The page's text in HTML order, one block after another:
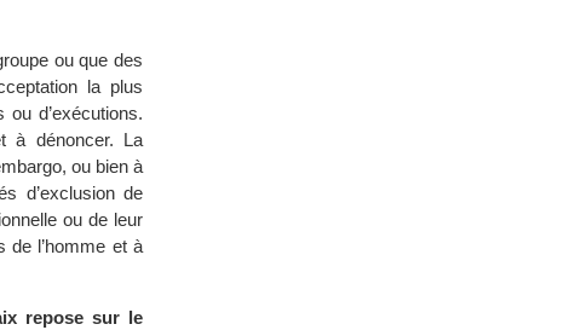
ou que des
la plus
d’exécutions.
à dénoncer. La
ou bien à
d’exclusion de
ou de leur
de l’homme et à
repose sur le